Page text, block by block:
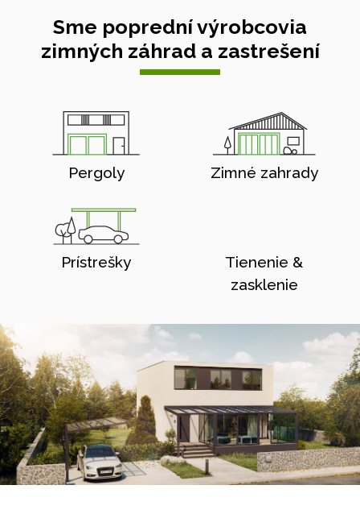
Sme poprední výrobcovia
zimných záhrad a zastrešení
Pergoly Zimné zahrady
Prístrešky
Tienenie &
zasklenie